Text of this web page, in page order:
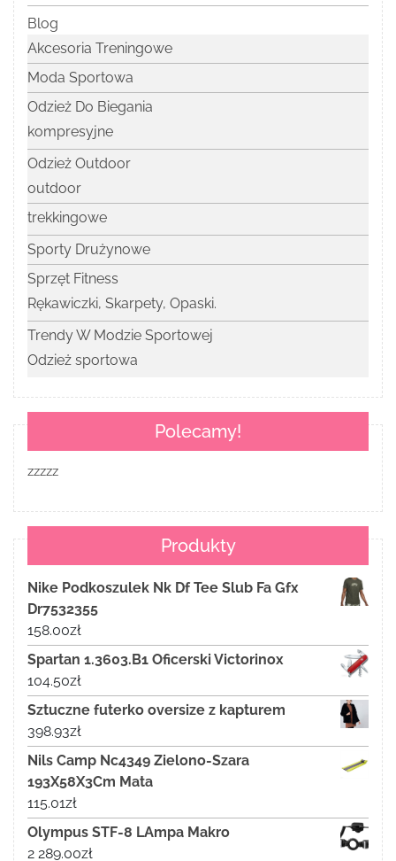
Blog
Akcesoria Treningowe
Moda Sportowa
Odzież Do Biegania
kompresyjne
Odzież Outdoor
outdoor
trekkingowe
Sporty Drużynowe
Sprzęt Fitness
Rękawiczki, Skarpety, Opaski.
Trendy W Modzie Sportowej
Odzież sportowa
Polecamy!
zzzzz
Produkty
Nike Podkoszulek Nk Df Tee Slub Fa Gfx
Dr7532355
158.00zł
Spartan 1.3603.B1 Oficerski Victorinox
104.50zł
Sztuczne futerko oversize z kapturem
398.93zł
Nils Camp Nc4349 Zielono-Szara
193X58X3Cm Mata
115.01zł
Olympus STF-8 LAmpa Makro
2 289.00zł